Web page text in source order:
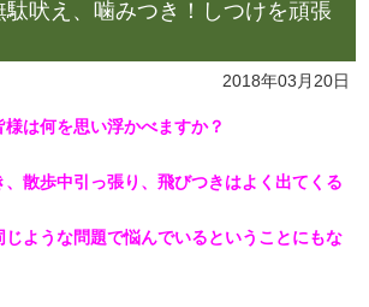
駄吠え、噛みつき！しつけを頑張
2018年03月20日
は何を思い浮かべますか？
散歩中引っ張り、飛びつきはよく出てくる
じような問題で悩んでいるということにもな